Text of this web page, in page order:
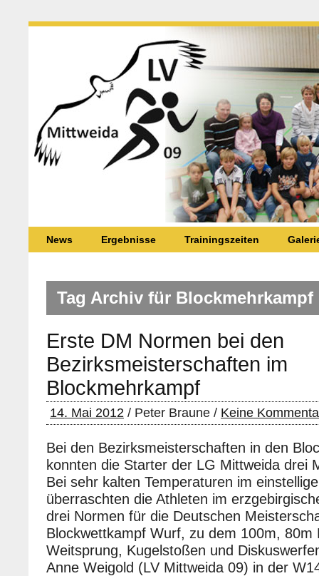
News Ergebnisse Trainingszeiten
Tag Archiv für Blockmehrkampf
Erste DM Normen bei den
Bezirksmeisterschaften im
Blockmehrkampf
14. Mai 2012 / Peter Braune / Keine
Bei den Bezirksmeisterschaften in den
konnten die Starter der LG Mittweida drei
Bei sehr kalten Temperaturen im
überraschten die Athleten im
drei Normen für die Deutschen
Blockwettkampf Wurf, zu dem 100m, 80m
Weitsprung, Kugelstoßen und
Anne Weigold (LV Mittweida 09) in der